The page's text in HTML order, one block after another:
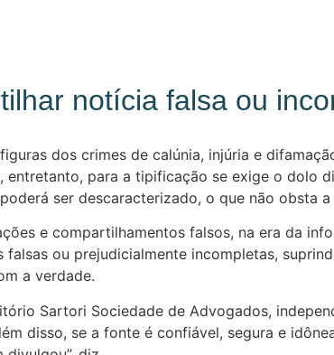
notícia falsa ou
dos crimes de calúnia, injúria e
para a tipificação se exige o dolo
ser descaracterizado, o que não obsta
e compartilhamentos falsos, na era da
ou prejudicialmente incompletas,
a verdade.
Sartori Sociedade de Advogados,
disso, se a fonte é confiável, segura e